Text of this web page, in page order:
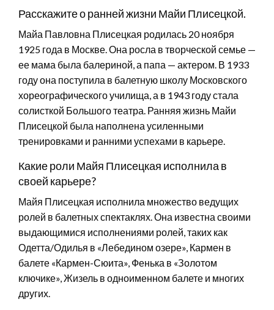
Расскажите о ранней жизни Майи Плисецкой.
Майа Павловна Плисецкая родилась 20 ноября
1925 года в Москве. Она росла в творческой семье —
ее мама была балериной, а папа — актером. В 1933
году она поступила в балетную школу Московского
хореографического училища, а в 1943 году стала
солисткой Большого театра. Ранняя жизнь Майи
Плисецкой была наполнена усиленными
тренировками и ранними успехами в карьере.
Какие роли Майя Плисецкая исполнила в
своей карьере?
Майя Плисецкая исполнила множество ведущих
ролей в балетных спектаклях. Она известна своими
выдающимися исполнениями ролей, таких как
Одетта/Одилья в «Лебедином озере», Кармен в
балете «Кармен-Сюита», Фенька в «Золотом
ключике», Жизель в одноименном балете и многих
других.